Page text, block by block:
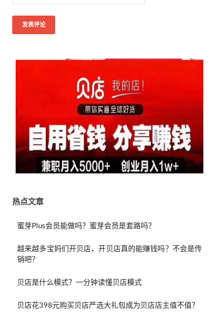
热点文章
蜜芽Plus会员能做吗？蜜芽会员是套路吗？
越来越多宝妈们开贝店，开贝店真的能赚钱吗？不会是传
销吧？
贝店是什么模式？一分钟读懂贝店模式
贝店花398元购买贝店严选大礼包成为贝店店主值不值？